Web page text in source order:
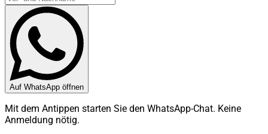
Auf WhatsApp öffnen
Mit dem Antippen starten Sie den WhatsApp-Chat. Keine
Anmeldung nötig.